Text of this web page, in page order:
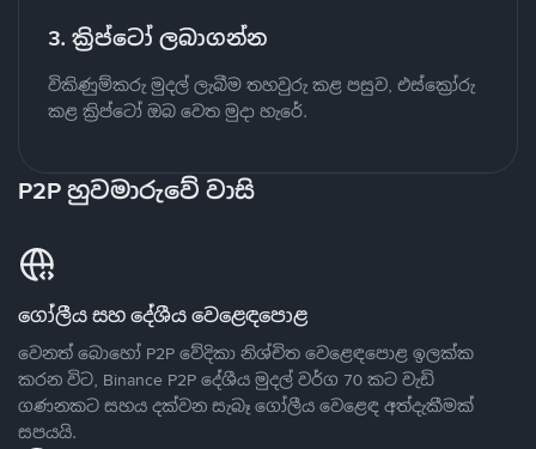
3. ක්‍රිප්ටෝ ලබාගන්න
විකිණුම්කරු මුදල් ලැබීම තහවුරු කළ පසුව, එස්ක්‍රෝරු
කළ ක්‍රිප්ටෝ ඔබ වෙත මුදා හැරේ.
P2P හුවමාරුවේ වාසි
ගෝලීය සහ දේශීය වෙළෙඳපොළ
වෙනත් බොහෝ P2P වේදිකා නිශ්චිත වෙළෙඳපොළ ඉලක්ක
කරන විට, Binance P2P දේශීය මුදල් වර්ග 70 කට වැඩි
ගණනකට සහය දක්වන සැබෑ ගෝලීය වෙළෙඳ අත්දැකීමක්
සපයයි.